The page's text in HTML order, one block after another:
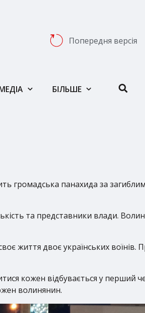
Попередня версія
БІЛЬШЕ
громадська панахида за
та представники влади.
життя двоє українських воїнів.
кожен відбувається у перший
волинянин.